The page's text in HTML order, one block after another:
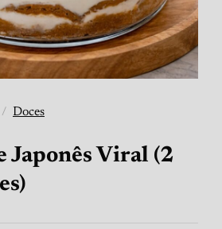
Doces
Japonês Viral (2